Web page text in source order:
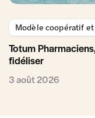
Modèle coopératif et
Totum
fidéliser
3 août 2026